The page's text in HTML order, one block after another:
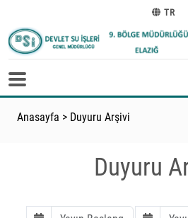
TR
Anasayfa > Duyuru Arşivi
Duyuru